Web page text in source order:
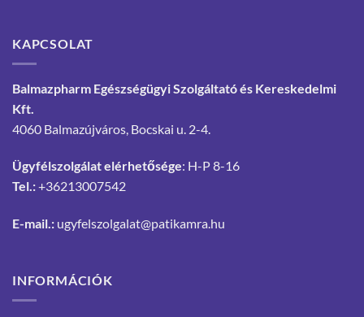
KAPCSOLAT
Balmazpharm Egészségügyi Szolgáltató és Kereskedelmi
Kft.
4060 Balmazújváros, Bocskai u. 2-4.
Ügyfélszolgálat elérhetősége: H-P 8-16
Tel.:+36213007542
E-mail.: ugyfelszolgalat@patikamra.hu
INFORMÁCIÓK